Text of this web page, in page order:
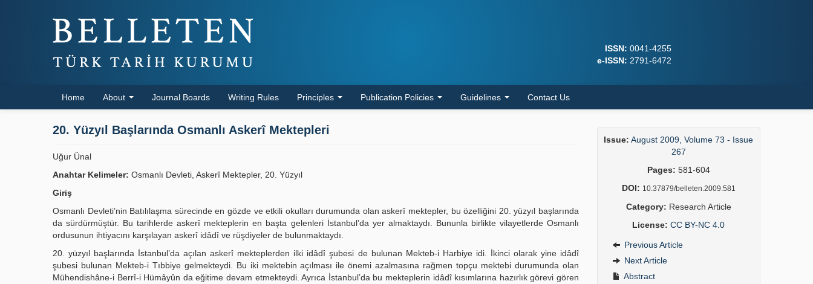
ISSN: 0041-4255
e-ISSN: 2791-6472
Home About Journal Boards Writing Rules Principles Publication Policies Guidelines Contact Us
20. Yüzyıl Başlarında Osmanlı Askerî Mektepleri
Uğur Ünal
Anahtar Kelimeler: Osmanlı Devleti, Askerî Mektepler, 20. Yüzyıl
Giriş
Osmanlı Devleti’nin Batılılaşma sürecinde en gözde ve etkili okulları durumunda olan askerî mektepler, bu özelliğini 20. yüzyıl başlarında
da sürdürmüştür. Bu tarihlerde askerî mekteplerin en başta gelenleri İstanbul’da yer almaktaydı. Bununla birlikte vilayetlerde Osmanlı
ordusunun ihtiyacını karşılayan askerî idâdî ve rüşdiyeler de bulunmaktaydı.
20. yüzyıl başlarında İstanbul’da açılan askerî mekteplerden ilki idâdî şubesi de bulunan Mekteb-i Harbiye idi. İkinci olarak yine idâdî
şubesi bulunan Mekteb-i Tıbbiye gelmekteydi. Bu iki mektebin açılması ile önemi azalmasına rağmen topçu mektebi durumunda olan
Mühendishâne-i Berrî-i Hümâyûn da eğitime devam etmekteydi. Ayrıca İstanbul’da bu mekteplerin idâdî kısımlarına hazırlık görevi gören
Issue: August 2009, Volume 73 - Issue
267
Pages: 581-604
DOI: 10.37879/belleten.2009.581
Category: Research Article
License: CC BY-NC 4.0
Previous Article
Next Article
Abstract